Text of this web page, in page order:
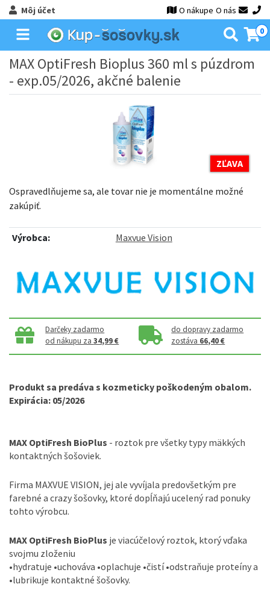
Môj účet O nákupe O nás
0
MAX OptiFresh Bioplus 360 ml s púzdrom
- exp.05/2026, akčné balenie
ZĽAVA
Ospravedlňujeme sa, ale tovar nie je momentálne možné
zakúpiť.
Výrobca: Maxvue Vision
Darčeky zadarmo
od nákupu za34,99 €
do dopravy zadarmo
zostáva 66,40 €
Produkt sa predáva s kozmeticky poškodeným obalom.
Expirácia: 05/2026
MAX OptiFresh BioPlus - roztok pre všetky typy mäkkých
kontaktných šošoviek.
Firma MAXVUE VISION, jej ale vyvíjala predovšetkým pre
farebné a crazy šošovky, ktoré dopĺňajú ucelený rad ponuky
tohto výrobcu.
MAX OptiFresh BioPlus je viacúčelový roztok, ktorý vďaka
svojmu zloženiu
•hydratuje •uchováva •oplachuje •čistí •odstraňuje proteíny a
•lubrikuje kontaktné šošovky.